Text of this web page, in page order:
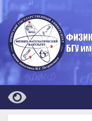
Перейти
к
содержимому